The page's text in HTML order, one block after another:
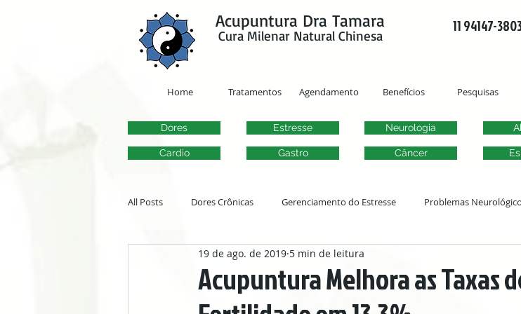
Acupuntura Dra Tamara
Cura Milenar Natural Chinesa
11 94147-
Home Tratamentos Agendamento Benefícios Pesquisas
Dores
Cardio
Estresse
Gastro
Neurologia
Câncer
All Posts Dores Crônicas Gerenciamento do Estresse Problemas
Transtornos Otorrinolaringológicos Acupuntura Ginecológica
Acupuntura Melhora as Taxas
19 de ago. de 2019 5 min de leitura